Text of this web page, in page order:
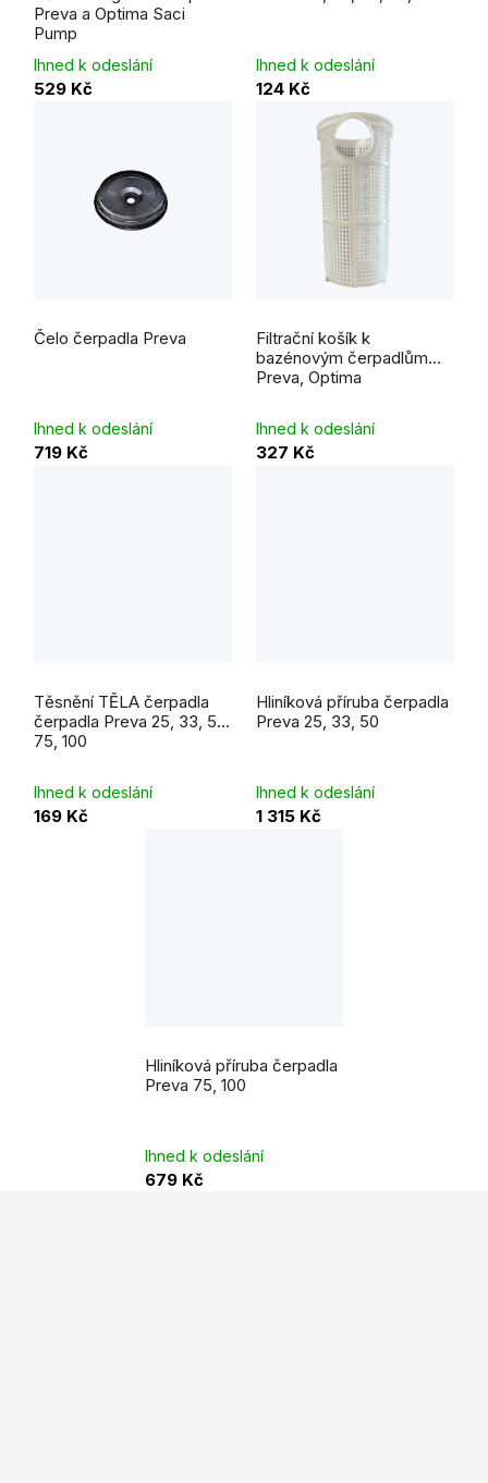
Preva a Optima Saci
Pump
Ihned k odeslání
529 Kč
Ihned k odeslání
124 Kč
Čelo čerpadla Preva
Ihned k odeslání
719 Kč
Filtrační košík k
bazénovým čerpadlům
Preva, Optima
Ihned k odeslání
327 Kč
Těsnění TĚLA čerpadla
čerpadla Preva 25, 33, 50,
75, 100
Ihned k odeslání
169 Kč
Hliníková příruba čerpadla
Preva 25, 33, 50
Ihned k odeslání
1 315 Kč
Hliníková příruba čerpadla
Preva 75, 100
Ihned k odeslání
679 Kč